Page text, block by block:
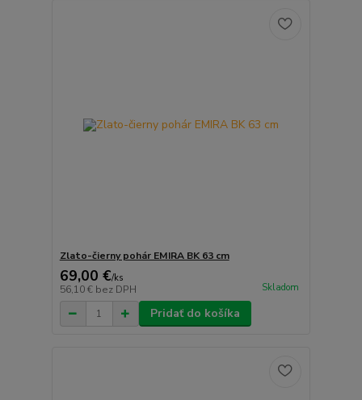
Zlatо-čierny pohár EMIRA BK 63 cm
69,00 €/ks
56,10 € bez DPH Skladom
Pridať do košíka